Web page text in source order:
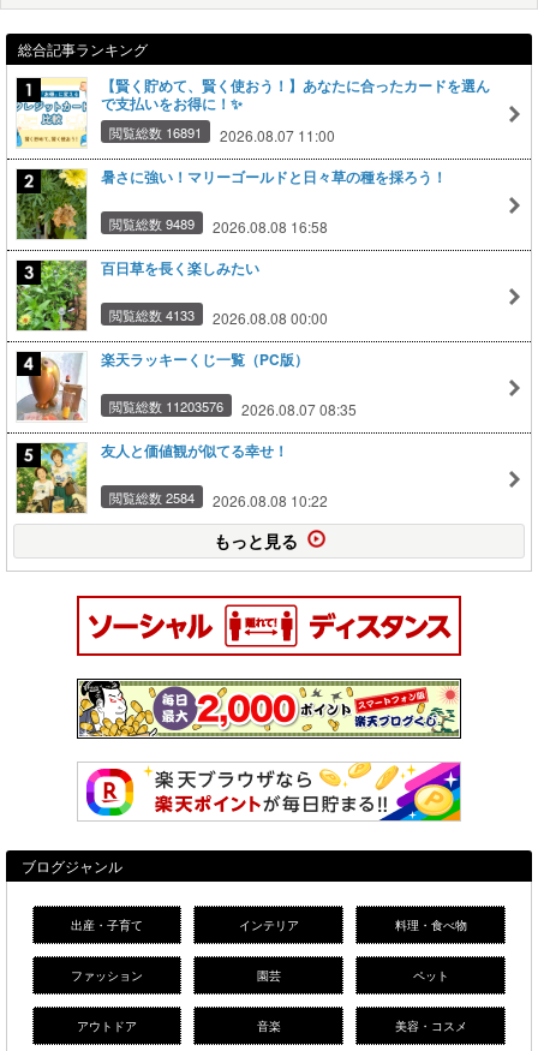
総合記事ランキング
【賢く貯めて、賢く使おう！】あなたに合ったカードを選ん
で支払いをお得に！✨
閲覧総数 16891 2026.08.07 11:00
暑さに強い！マリーゴールドと日々草の種を採ろう！
閲覧総数 9489 2026.08.08 16:58
百日草を長く楽しみたい
閲覧総数 4133 2026.08.08 00:00
楽天ラッキーくじ一覧（PC版）
閲覧総数 11203576 2026.08.07 08:35
友人と価値観が似てる幸せ！
閲覧総数 2584 2026.08.08 10:22
もっと見る
ブログジャンル
出産・子育て インテリア 料理・食べ物
ファッション 園芸 ペット
アウトドア 音楽 美容・コスメ